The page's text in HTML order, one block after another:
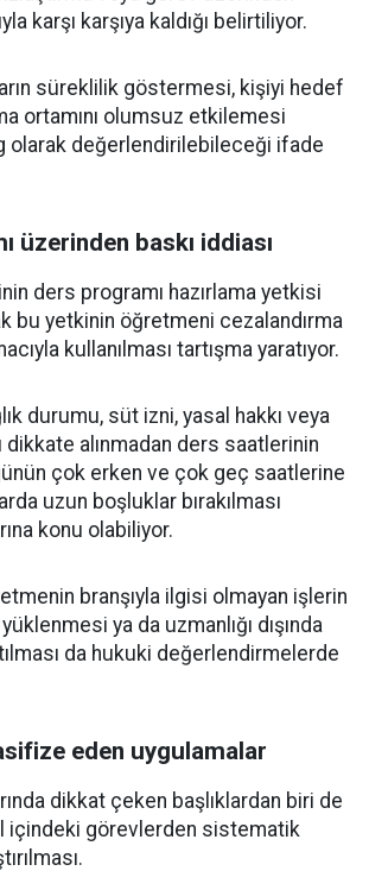
karşı karşıya kaldığı belirtiliyor.
süreklilik göstermesi, kişiyi hedef
ortamını olumsuz etkilemesi
olarak değerlendirilebileceği ifade
üzerinden baskı iddiası
ders programı hazırlama yetkisi
bu yetkinin öğretmeni cezalandırma
kullanılması tartışma yaratıyor.
durumu, süt izni, yasal hakkı veya
dikkate alınmadan ders saatlerinin
çok erken ve çok geç saatlerine
uzun boşluklar bırakılması
konu olabiliyor.
branşıyla ilgisi olmayan işlerin
ya da uzmanlığı dışında
da hukuki değerlendirmelerde
eden uygulamalar
dikkat çeken başlıklardan biri de
içindeki görevlerden sistematik